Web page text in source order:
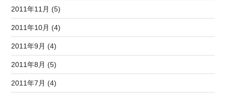
2011年11月 (5)
2011年10月 (4)
2011年9月 (4)
2011年8月 (5)
2011年7月 (4)